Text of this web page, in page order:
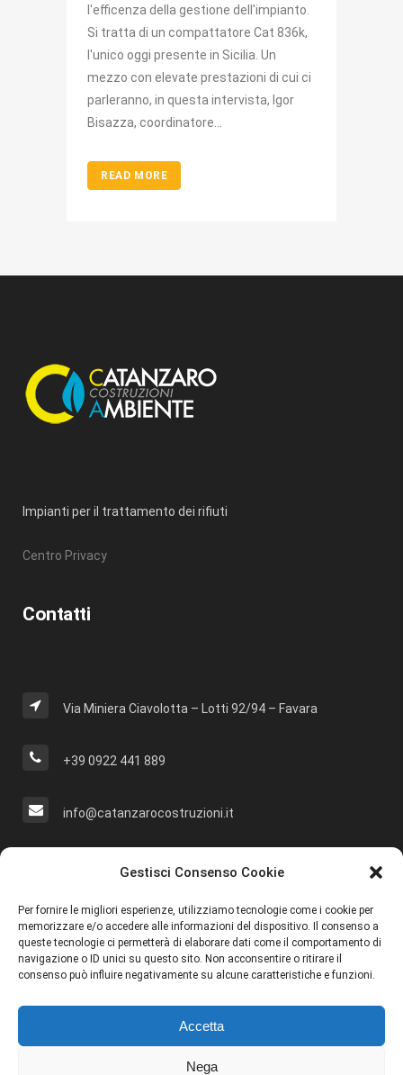
Gestisci Consenso Cookie
Per fornire le migliori esperienze, utilizziamo tecnologie come i cookie per
memorizzare e/o accedere alle informazioni del dispositivo. Il consenso a
queste tecnologie ci permetterà di elaborare dati come il comportamento di
navigazione o ID unici su questo sito. Non acconsentire o ritirare il
consenso può influire negativamente su alcune caratteristiche e funzioni.
Accetta
Nega
l'efficenza della gestione dell'impianto.
Si tratta di un compattatore Cat 836k,
l'unico oggi presente in Sicilia. Un
mezzo con elevate prestazioni di cui ci
parleranno, in questa intervista, Igor
Bisazza, coordinatore...
READ MORE
Impianti per il trattamento dei rifiuti
Centro Privacy
Contatti
Via Miniera Ciavolotta – Lotti 92/94 – Favara
+39 0922 441 889
info@catanzarocostruzioni.it
Cerca Nel Sito
Social